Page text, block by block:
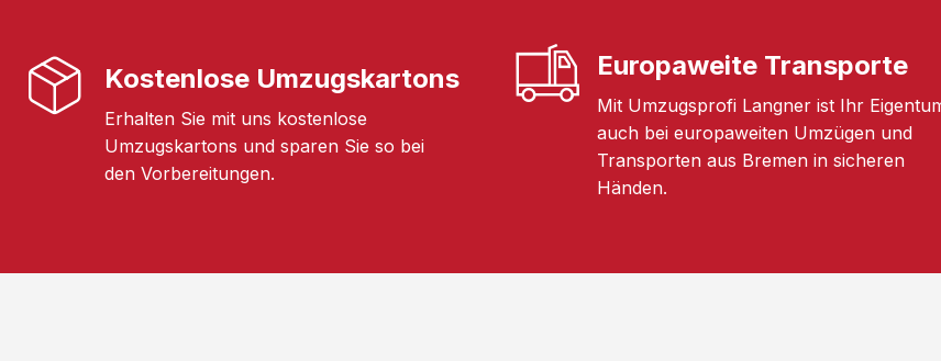
Kostenlose Umzugskartons
Erhalten Sie mit uns kostenlose
Umzugskartons und sparen Sie so bei
den Vorbereitungen.
Europaweite Transporte
Mit Umzugsprofi Langner ist Ihr
auch bei europaweiten Umzügen und
Transporten aus Bremen in sicheren
Händen.